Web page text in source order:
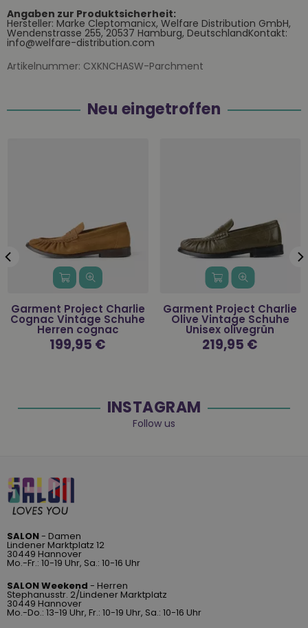
Angaben zur Produktsicherheit:
Hersteller: Marke Cleptomanicx, Welfare Distribution GmbH,
Wendenstrasse 255, 20537 Hamburg, DeutschlandKontakt:
info@welfare-distribution.com
Artikelnummer: CXKNCHASW-Parchment
Neu eingetroffen
Garment Project Charlie
Cognac Vintage Schuhe
Herren cognac
Normaler
Preis
199,95 €
Garment Project Charlie
Olive Vintage Schuhe
Unisex olivegrün
Normaler
Preis
219,95 €
INSTAGRAM
Follow us
SALON- Damen
Lindener Marktplatz 12
30449 Hannover
Mo.-Fr.: 10-19 Uhr, Sa.: 10-16 Uhr
SALON Weekend - Herren
Stephanusstr. 2/Lindener Marktplatz
30449 Hannover
Mo.-Do.: 13-19 Uhr, Fr.: 10-19 Uhr, Sa.: 10-16 Uhr